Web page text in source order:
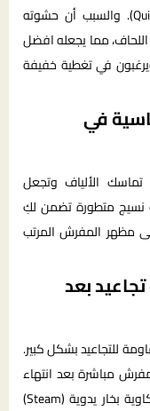
ننصحكِ باللحاف المضغوط (Quilted Comforter). والسبب أن حشوته
اللحاف، مما يجعله افضل
في تغطية خفيفة
في
الألياف وتجعل
نسيج متطورة تضمن لكِ
مظهر المفرش المرتب
بعد
للتجاعيد بشكل كبير.
مباشرة بعد انتهاء
دورة الغسيل وهو رطب قليلاً، أو استخدام كاوية بخار يدوية (Steam)